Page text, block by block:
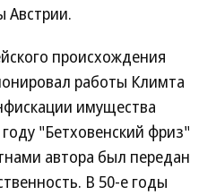
Австрии.
происхождения
работы Климта
имущества
"Бетховенский фриз"
автора был передан
В 50-е годы